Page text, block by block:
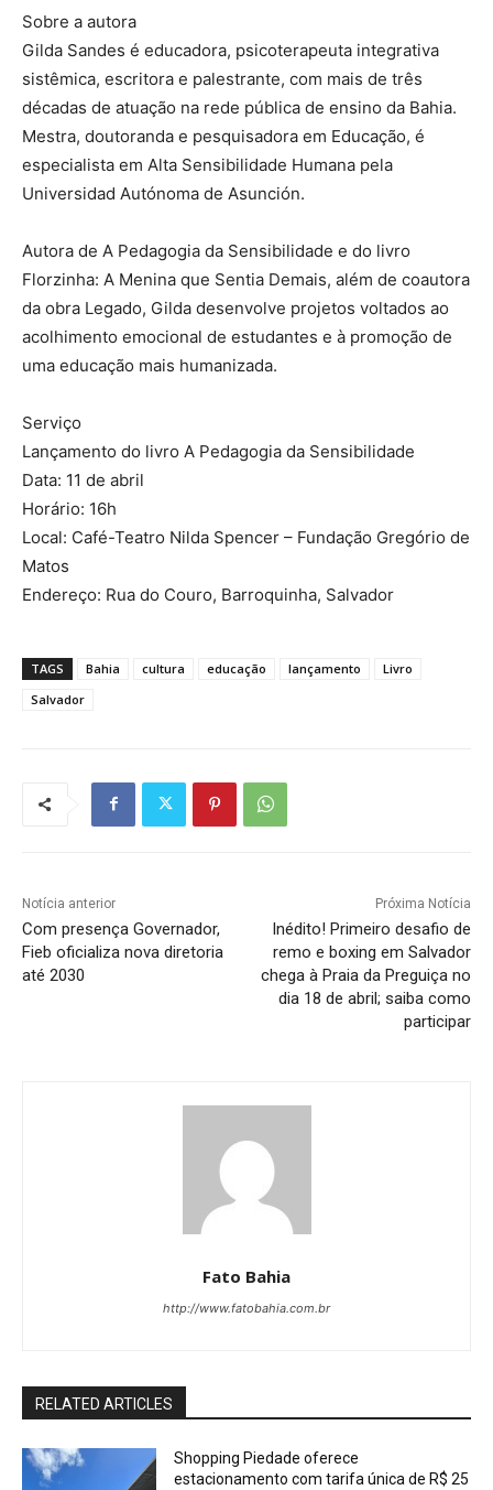
Sobre a autora
Gilda Sandes é educadora, psicoterapeuta integrativa
sistêmica, escritora e palestrante, com mais de três
décadas de atuação na rede pública de ensino da Bahia.
Mestra, doutoranda e pesquisadora em Educação, é
especialista em Alta Sensibilidade Humana pela
Universidad Autónoma de Asunción.
Autora de A Pedagogia da Sensibilidade e do livro
Florzinha: A Menina que Sentia Demais, além de coautora
da obra Legado, Gilda desenvolve projetos voltados ao
acolhimento emocional de estudantes e à promoção de
uma educação mais humanizada.
Serviço
Lançamento do livro A Pedagogia da Sensibilidade
Data: 11 de abril
Horário: 16h
Local: Café-Teatro Nilda Spencer – Fundação Gregório de
Matos
Endereço: Rua do Couro, Barroquinha, Salvador
TAGS Bahia cultura educação lançamento
Livro
Salvador
Notícia anterior
Com presença Governador,
Fieb oficializa nova diretoria
até 2030
Próxima Notícia
Inédito! Primeiro desafio de
remo e boxing em Salvador
chega à Praia da Preguiça no
dia 18 de abril; saiba como
participar
Fato Bahia
http://www.fatobahia.com.br
RELATED ARTICLES
Shopping Piedade oferece
estacionamento com tarifa única de R$ 25